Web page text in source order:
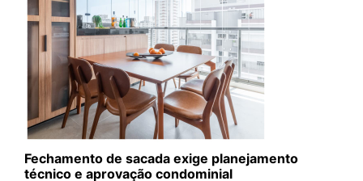
Fechamento de sacada exige planejamento
técnico e aprovação condominial